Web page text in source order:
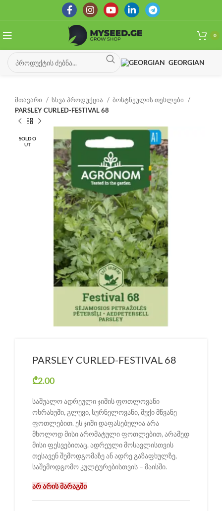
0
GEORGIAN
მთავარი სხვა პროდუქცია
ბოსტნეულის თესლები
PARSLEY CURLED-FESTIVAL 68
SOLD O
UT
PARSLEY CURLED-FESTIVAL 68
₾2.00
საშუალო ადრეული ჯიშის ფოთლოვანი
ოხრახუში, გლუვი, სურნელოვანი, მუქი მწვანე
ფოთლებით. ეს ჯიში დაფასებულია არა
მხოლოდ მისი არომატული ფოთლებით, არამედ
მისი ფესვებითაც. ადრეული მოსავლისთვის
თესავენ შემოდგომაზე ან ადრე გაზაფხულზე,
საშემოდგომო კულტურებისთვის – მაისში.
არ არის მარაგში